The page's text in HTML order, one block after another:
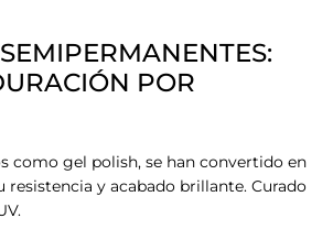
POR
como gel polish, se han convertido en
resistencia y acabado brillante. Curado